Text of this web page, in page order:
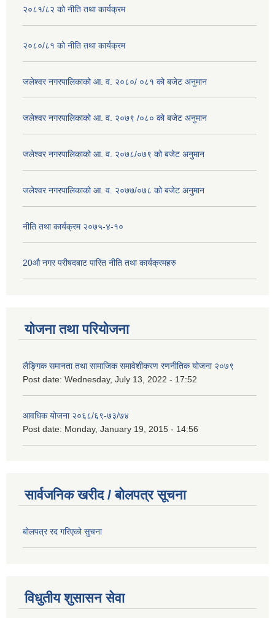
२०८१/८२ को नीति तथा कार्यक्रम
२०८०/८१ को नीति तथा कार्यक्रम
जलेश्वर नगरपालिकाको आ. व. २०८०/ ०८१ को बजेट अनुमान
जलेश्वर नगरपालिकाको आ. व. २०७९ /०८० को बजेट अनुमान
जलेश्वर नगरपालिकाको आ. व. २०७८/०७९ को बजेट अनुमान
जलेश्वर नगरपालिकाको आ. व. २०७७/०७८ को बजेट अनुमान
नीति तथा कार्यक्रम २०७५-४-१०
20औ नगर परीषदबाट पारित नीति तथा कार्यक्रमहरु
योजना तथा परियोजना
लैङ्गिक समानता तथा सामाजिक समावेशीकरण रणनीतिक योजना २०७९
Post date: Wednesday, July 13, 2022 - 17:52
आवधिक योजना २०६८/६९-७३/७४
Post date: Monday, January 19, 2015 - 14:56
सार्वजनिक खरीद / बोलपत्र सूचना
बोलपत्र रद गरिएको सुचना
विधुतीय शुसासन सेवा